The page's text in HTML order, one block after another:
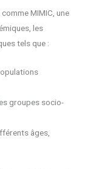
MIMIC, une
les
tels que :
groupes socio-
âges,